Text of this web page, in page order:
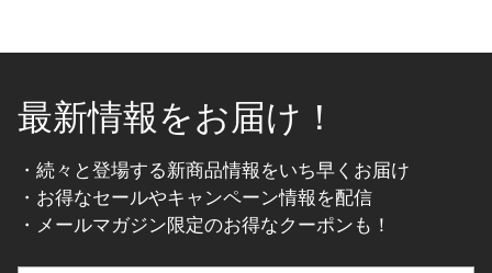
最新情報をお届け！
・続々と登場する新商品情報をいち早くお届け
・お得なセールやキャンペーン情報を配信
・メールマガジン限定のお得なクーポンも！